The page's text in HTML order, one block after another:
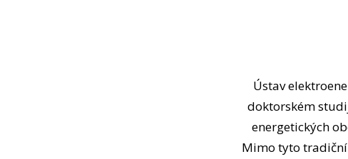
Ústav
doktorském
energetických
Mimo tyto